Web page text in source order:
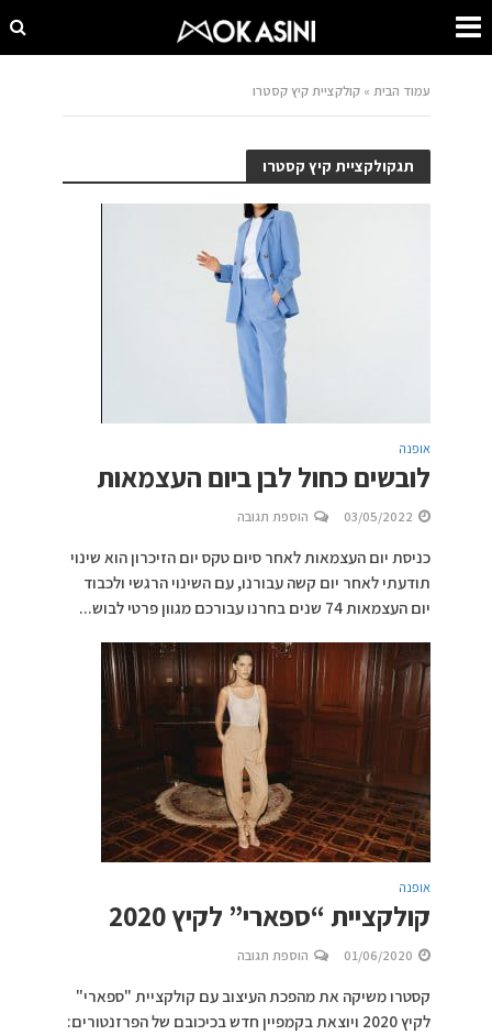
עמוד הבית »קולקציית קיץ קסטרו
תגקולקציית קיץ קסטרו
אופנה
לובשים כחול לבן ביום העצמאות
03/05/2022 הוספת תגובה
כניסת יום העצמאות לאחר סיום טקס יום הזיכרון הוא שינוי
תודעתי לאחר יום קשה עבורנו, עם השינוי הרגשי ולכבוד
יום העצמאות 74 שנים בחרנו עבורכם מגוון פרטי לבוש...
אופנה
קולקציית “ספארי” לקיץ 2020
01/06/2020 הוספת תגובה
קסטרו משיקה את מהפכת העיצוב עם קולקציית "ספארי"
לקיץ 2020 ויוצאת בקמפיין חדש בכיכובם של הפרזנטורים: